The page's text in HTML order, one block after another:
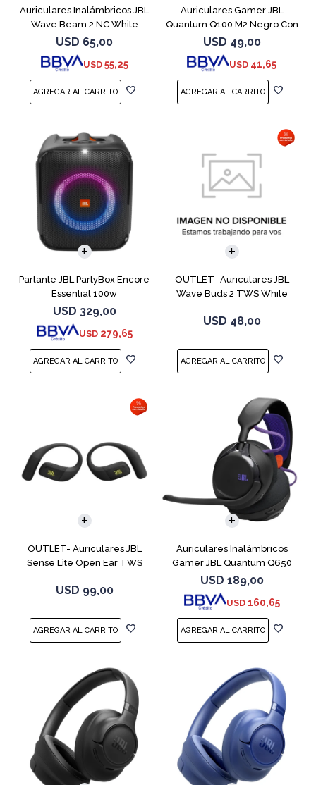
Auriculares Inalámbricos JBL
Wave Beam 2 NC White
USD 65,00
USD 55,25
Auriculares Gamer JBL
Quantum Q100 M2 Negro Con
Micrófono
USD 49,00
USD 41,65
Parlante JBL PartyBox Encore
Essential 100w
USD 329,00
USD 279,65
OUTLET- Auriculares JBL
Wave Buds 2 TWS White
USD 48,00
OUTLET- Auriculares JBL
Sense Lite Open Ear TWS
USD 99,00
Auriculares Inalámbricos
Gamer JBL Quantum Q650
Negro
USD 189,00
USD 160,65